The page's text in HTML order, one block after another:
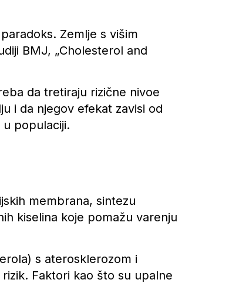
Zemlje s višim
BMJ, „Cholesterol and
da tretiraju rizične nivoe
i da njegov efekat zavisi od
populaciji.
membrana, sintezu
kiselina koje pomažu varenju
s aterosklerozom i
Faktori kao što su upalne